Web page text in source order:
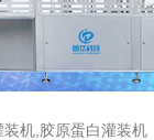
机,胶原蛋白灌装机